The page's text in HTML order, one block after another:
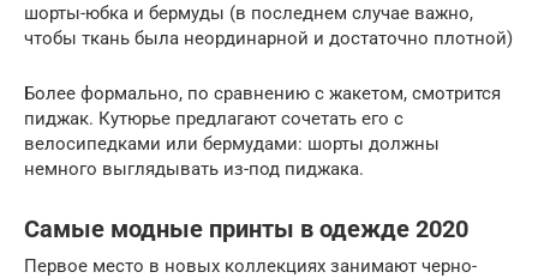
шорты-юбка и бермуды (в последнем случае важно,
чтобы ткань была неординарной и достаточно плотной)
Более формально, по сравнению с жакетом, смотрится
пиджак. Кутюрье предлагают сочетать его с
велосипедками или бермудами: шорты должны
немного выглядывать из-под пиджака.
Самые модные принты в одежде 2020
Первое место в новых коллекциях занимают черно-